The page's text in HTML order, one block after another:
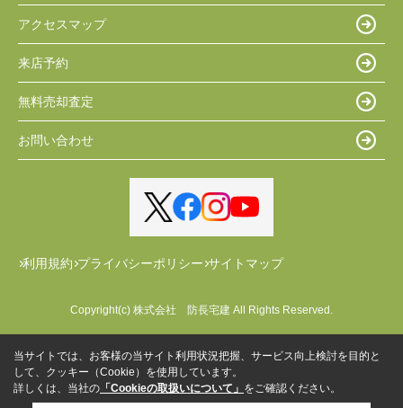
アクセスマップ
来店予約
無料売却査定
お問い合わせ
利用規約 プライバシーポリシー サイトマップ
Copyright(c) 株式会社 防長宅建 All Rights Reserved.
当サイトでは、お客様の当サイト利用状況把握、サービス向上検討を目的と
して、クッキー（Cookie）を使用しています。
詳しくは、当社の 「Cookieの取扱いについて」 をご確認ください。